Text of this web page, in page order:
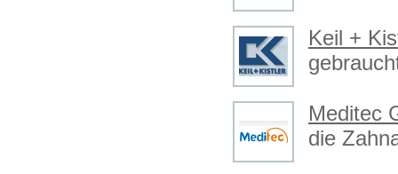
Keil +
Meditec
die